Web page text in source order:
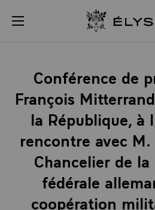
menu
Conférence de
François
la République, à
rencontre avec
Chancelier de
fédérale
coopération
Panneau de gestion des cookies